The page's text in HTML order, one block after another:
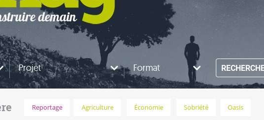
Projet Format
Reportage Agriculture Économie Sobriété Oasis